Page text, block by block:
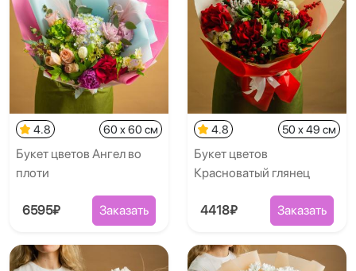
4.8 60 x 60 см
Букет цветов Ангел во
плоти
6595₽ Заказать
4.8 50 x 49 см
Букет цветов
Красноватый глянец
4418₽ Заказать